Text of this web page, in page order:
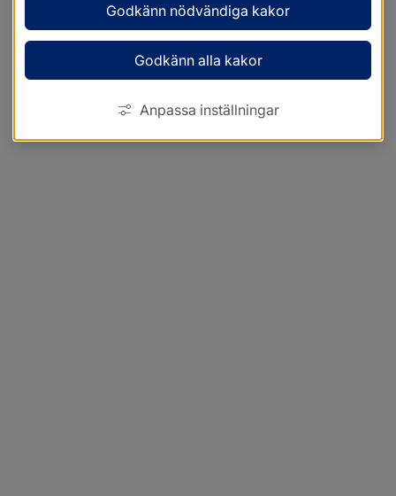
Godkänn nödvändiga kakor
Godkänn alla kakor
Anpassa inställningar